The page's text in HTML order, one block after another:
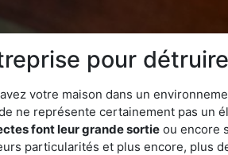
pour
votre maison dans un
ne représente certainement pas un
font leur grande sortie ou encore
particularités et plus encore, plus